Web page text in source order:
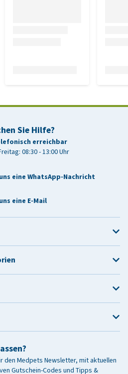
Sie Hilfe?
erreichbar
08:30 - 13:00 Uhr
eine WhatsApp-Nachricht
eine E-Mail
den Medpets Newsletter, mit aktuellen
Gutschein-Codes und Tipps &